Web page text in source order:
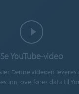
Se YouTube-video
Denne videoen leveres
inn, overføres data til